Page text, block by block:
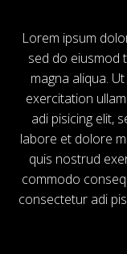
Lorem ipsum
sed do eiusmod
magna aliqua.
exercitation
adi pisicing elit,
labore et dolore
quis nostrud
commodo
consectetur adi